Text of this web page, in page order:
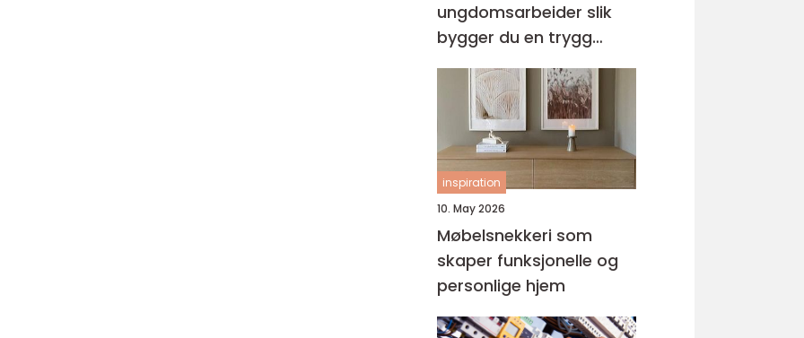
ungdomsarbeider slik
bygger du en trygg
karriere med barn og
unge
inspiration
10. May 2026
Møbelsnekkeri som
skaper funksjonelle og
personlige hjem